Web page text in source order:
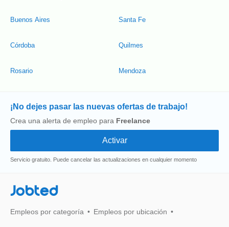
Buenos Aires
Córdoba
Rosario
Santa Fe
Quilmes
Mendoza
¡No dejes pasar las nuevas ofertas de trabajo!
Crea una alerta de empleo para Freelance
Servicio gratuito. Puede cancelar las actualizaciones en cualquier momento
Jobted
Empleos por categoría Empleos por ubicación